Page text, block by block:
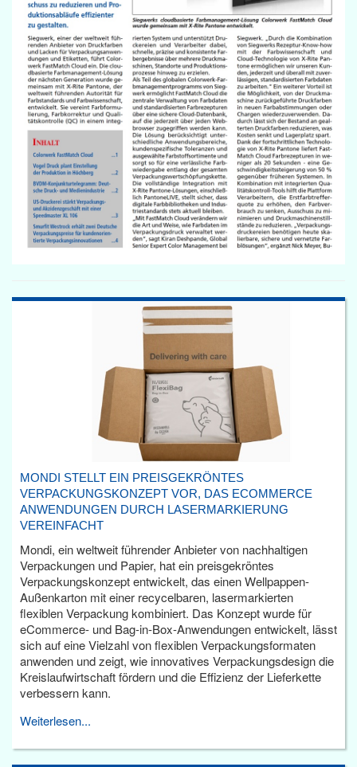
MONDI STELLT EIN PREISGEKRÖNTES
VERPACKUNGSKONZEPT VOR, DAS ECOMMERCE
ANWENDUNGEN DURCH LASERMARKIERUNG
VEREINFACHT
Mondi, ein weltweit führender Anbieter von nachhaltigen
Verpackungen und Papier, hat ein preisgekröntes
Verpackungskonzept entwickelt, das einen Wellpappen-
Außenkarton mit einer recycelbaren, lasermarkierten
flexiblen Verpackung kombiniert. Das Konzept wurde für
eCommerce- und Bag-in-Box-Anwendungen entwickelt, lässt
sich auf eine Vielzahl von flexiblen Verpackungsformaten
anwenden und zeigt, wie innovatives Verpackungsdesign die
Kreislaufwirtschaft fördern und die Effizienz der Lieferkette
verbessern kann.
Weiterlesen...